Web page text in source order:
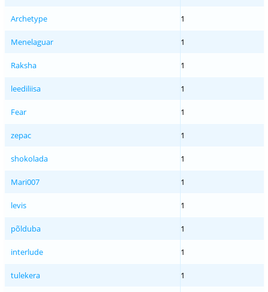
Archetype 1
Menelaguar 1
Raksha 1
leediliisa 1
Fear 1
zepac 1
shokolada 1
Mari007 1
levis 1
põlduba 1
interlude 1
tulekera 1